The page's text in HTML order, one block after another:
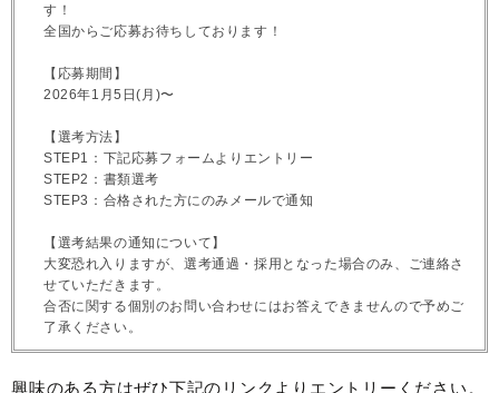
す！
全国からご応募お待ちしております！
【応募期間】
2026年1月5日(月)〜
【選考方法】
STEP1：下記応募フォームよりエントリー
STEP2：書類選考
STEP3：合格された方にのみメールで通知
【選考結果の通知について】
大変恐れ入りますが、選考通過・採用となった場合のみ、ご連絡さ
せていただきます。
合否に関する個別のお問い合わせにはお答えできませんので予めご
了承ください。
興味のある方はぜひ下記のリンクよりエントリーください。